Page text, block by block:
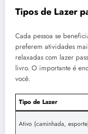
Tipos de Lazer
Cada pessoa se
preferem atividades
relaxadas com lazer
livro. O importante é
você.
Tipo de Lazer
Ativo (caminhada,